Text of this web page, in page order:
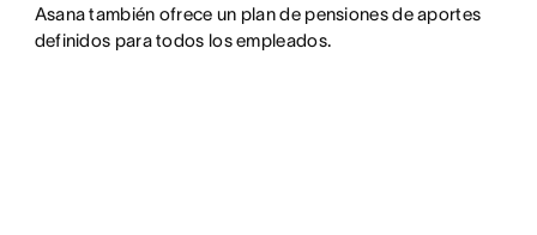
Asana también ofrece un plan de pensiones de aportes
definidos para todos los empleados.